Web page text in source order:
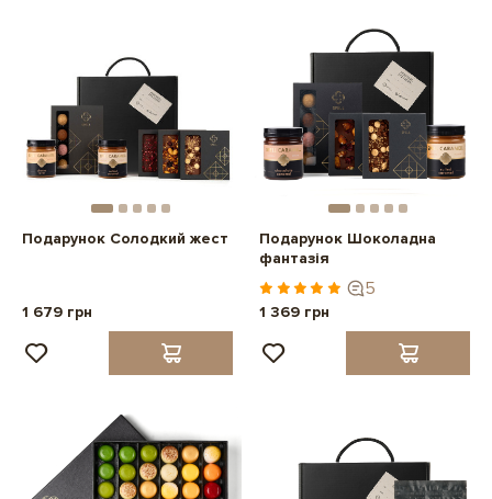
Подарунок Солодкий жест
1 679 грн
Подарунок Шоколадна
фантазія
5
1 369 грн